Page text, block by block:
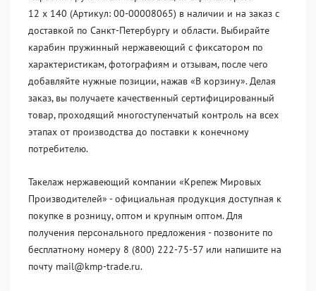
12 х 140 (Артикул: 00-00008065) в наличии и на заказ с
доставкой по Санкт-Петербургу и области. Выбирайте
карабин пружинный нержавеющий с фиксатором по
характеристикам, фотографиям и отзывам, после чего
добавляйте нужные позиции, нажав «В корзину». Делая
заказ, вы получаете качественный сертифицированный
товар, проходящий многоступенчатый контроль на всех
этапах от производства до поставки к конечному
потребителю.
Такелаж нержавеющий компании «Крепеж Мировых
Производителей» - официальная продукция доступная к
покупке в розницу, оптом и крупным оптом. Для
получения персонального предложения - позвоните по
бесплатному номеру 8 (800) 222-75-57 или напишите на
почту mail@kmp-trade.ru.